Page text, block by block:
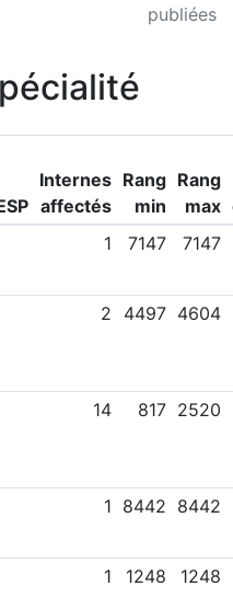
publiées
Internes
affectés
Rang
min
Rang
max
1 7147 7147
2 4497 4604
14 817 2520
1 8442 8442
1 1248 1248